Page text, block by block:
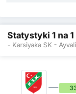
Statystyki 1 na
- Karsiyaka SK -